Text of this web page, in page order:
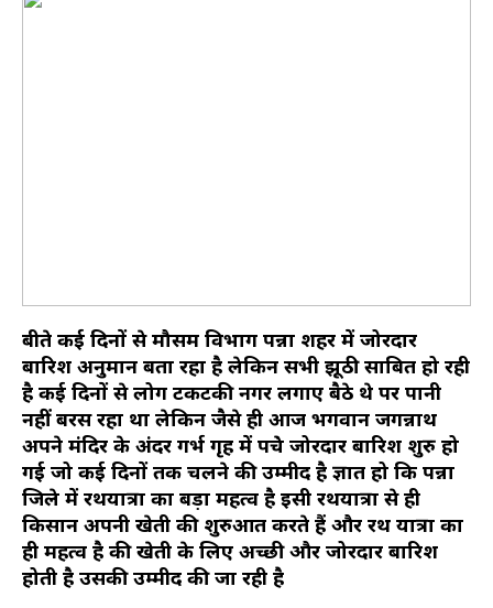
बीते कई दिनों से मौसम विभाग पन्ना शहर में जोरदार
बारिश अनुमान बता रहा है लेकिन सभी झूठी साबित हो रही
है कई दिनों से लोग टकटकी नगर लगाए बैठे थे पर पानी
नहीं बरस रहा था लेकिन जैसे ही आज भगवान जगन्नाथ
अपने मंदिर के अंदर गर्भ गृह में पहुंचे जोरदार बारिश शुरु हो
गई जो कई दिनों तक चलने की उम्मीद है ज्ञात हो कि पन्ना
जिले में रथयात्रा का बड़ा महत्व है इसी रथयात्रा से ही
किसान अपनी खेती की शुरुआत करते हैं और रथ यात्रा का
ही महत्व है की खेती के लिए अच्छी और जोरदार बारिश
होती है उसकी उम्मीद की जा रही है